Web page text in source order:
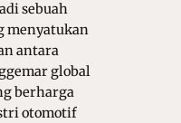
sebuah
menyatukan
antara
global
berharga
otomotif